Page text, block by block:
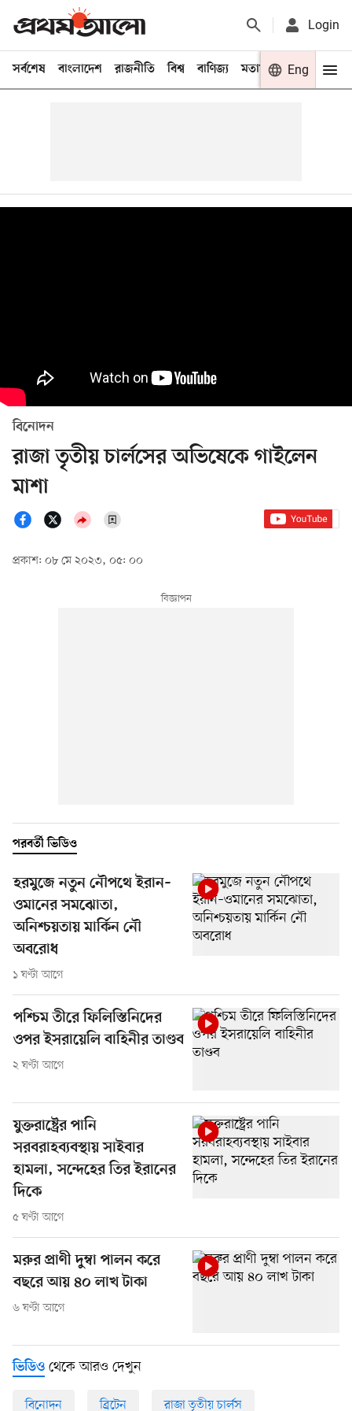
Login
সর্বশেষ বাংলাদেশ রাজনীতি বিশ্ব বাণিজ্য মতামত খেলা
Eng
বিনোদন
রাজা তৃতীয় চার্লসের অভিষেকে গাইলেন
মাশা
প্রকাশ: ০৮ মে ২০২৩, ০৫: ০০
পরবর্তী ভিডিও
হরমুজে নতুন নৌপথে ইরান–
ওমানের সমঝোতা,
অনিশ্চয়তায় মার্কিন নৌ
অবরোধ
১ ঘণ্টা আগে
পশ্চিম তীরে ফিলিস্তিনিদের
ওপর ইসরায়েলি বাহিনীর তাণ্ডব
২ ঘণ্টা আগে
যুক্তরাষ্ট্রের পানি
সরবরাহব্যবস্থায় সাইবার
হামলা, সন্দেহের তির ইরানের
দিকে
৫ ঘণ্টা আগে
মরুর প্রাণী দুম্বা পালন করে
বছরে আয় ৪০ লাখ টাকা
৬ ঘণ্টা আগে
ভিডিও থেকে আরও দেখুন
বিনোদন ব্রিটেন রাজা তৃতীয় চার্লস